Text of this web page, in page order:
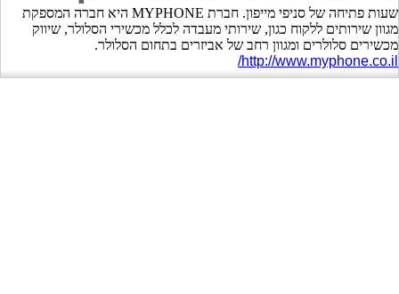
שעות פתיחה של סניפי מייפון. חברת MYPHONE היא חברה המספקת
מגוון שירותים ללקוח כגון, שירותי מעבדה לכלל מכשירי הסלולר, שיווק
מכשירים סלולרים ומגוון רחב של אביזרים בתחום הסלולר.
http://www.myphone.co.il/